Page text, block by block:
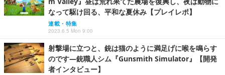
なって駆け回る、平和な夏休み【プレイレポ】
連載・特集
2023.6.5 Mon 9:00
射撃場に立つと、銃は猫のように満足げに喉を鳴らす
のです―銃職人シム『Gunsmith Simulator』【開発
者インタビュー】